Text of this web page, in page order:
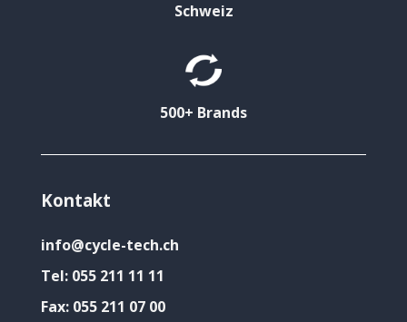
Schweiz
500+ Brands
Kontakt
info@cycle-tech.ch
Tel: 055 211 11 11
Fax: 055 211 07 00